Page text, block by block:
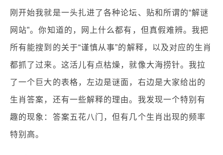
刚开始我就是一头扎进了各种论坛、贴和所谓的“解谜
网站”。你知道的，网上什么都有，但真假难辨。我把
所有能搜到的关于“谨慎从事”的解释，以及对应的生肖
都抓了过来。这活儿有点枯燥，就像大海捞针。我拉
了一个巨大的表格，左边是谜面，右边是大家给出的
生肖答案，还有一些解释的理由。我发现一个特别有
趣的现象：答案五花八门，但有几个生肖出现的频率
特别高。